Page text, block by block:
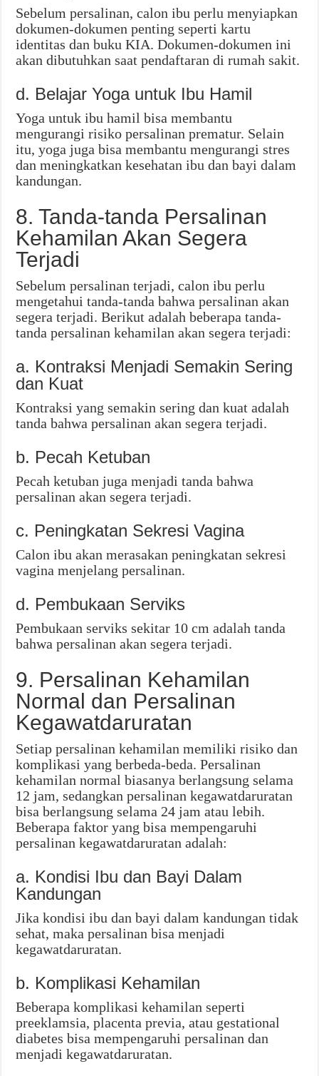
Sebelum persalinan, calon ibu perlu menyiapkan
dokumen-dokumen penting seperti kartu
identitas dan buku KIA. Dokumen-dokumen ini
akan dibutuhkan saat pendaftaran di rumah sakit.
d. Belajar Yoga untuk Ibu Hamil
Yoga untuk ibu hamil bisa membantu
mengurangi risiko persalinan prematur. Selain
itu, yoga juga bisa membantu mengurangi stres
dan meningkatkan kesehatan ibu dan bayi dalam
kandungan.
8. Tanda-tanda Persalinan
Kehamilan Akan Segera
Terjadi
Sebelum persalinan terjadi, calon ibu perlu
mengetahui tanda-tanda bahwa persalinan akan
segera terjadi. Berikut adalah beberapa tanda-
tanda persalinan kehamilan akan segera terjadi:
a. Kontraksi Menjadi Semakin Sering
dan Kuat
Kontraksi yang semakin sering dan kuat adalah
tanda bahwa persalinan akan segera terjadi.
b. Pecah Ketuban
Pecah ketuban juga menjadi tanda bahwa
persalinan akan segera terjadi.
c. Peningkatan Sekresi Vagina
Calon ibu akan merasakan peningkatan sekresi
vagina menjelang persalinan.
d. Pembukaan Serviks
Pembukaan serviks sekitar 10 cm adalah tanda
bahwa persalinan akan segera terjadi.
9. Persalinan Kehamilan
Normal dan Persalinan
Kegawatdaruratan
Setiap persalinan kehamilan memiliki risiko dan
komplikasi yang berbeda-beda. Persalinan
kehamilan normal biasanya berlangsung selama
12 jam, sedangkan persalinan kegawatdaruratan
bisa berlangsung selama 24 jam atau lebih.
Beberapa faktor yang bisa mempengaruhi
persalinan kegawatdaruratan adalah:
a. Kondisi Ibu dan Bayi Dalam
Kandungan
Jika kondisi ibu dan bayi dalam kandungan tidak
sehat, maka persalinan bisa menjadi
kegawatdaruratan.
b. Komplikasi Kehamilan
Beberapa komplikasi kehamilan seperti
preeklamsia, placenta previa, atau gestational
diabetes bisa mempengaruhi persalinan dan
menjadi kegawatdaruratan.